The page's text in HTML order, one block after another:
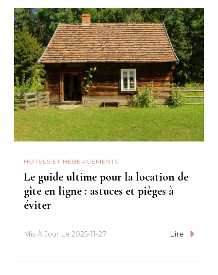
HÔTELS ET HÉBERGEMENTS
Le guide ultime pour la location de
gîte en ligne : astuces et pièges à
éviter
Mis À Jour Le 2025-11-27 Lire